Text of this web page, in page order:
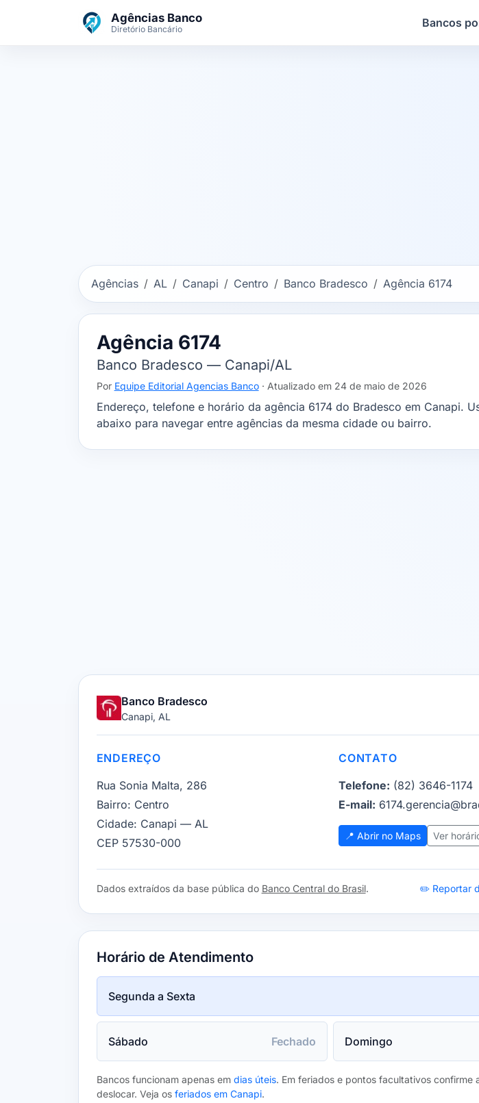
Agências Banco
Diretório Bancário Bancos
Agências AL Canapi Centro Banco Bradesco Agência 6174
Agência 6174
Banco Bradesco — Canapi/AL
Por Equipe Editorial Agencias Banco· Atualizado em 24 de maio de 2026
Endereço, telefone e horário da agência 6174 do Bradesco em Canapi.
abaixo para navegar entre agências da mesma cidade ou bairro.
Banco Bradesco
Canapi, AL
ENDEREÇO
Rua Sonia Malta, 286
Bairro: Centro
Cidade: Canapi — AL
CEP 57530-000
CONTATO
Telefone: (82) 3646-1174
E-mail:
📍 Abrir no Maps Ver
Dados extraídos da base pública do Banco Central do Brasil. ✏️ Reportar
Horário de Atendimento
Segunda a Sexta
Sábado Fechado Domingo
Bancos funcionam apenas em dias úteis. Em feriados e pontos facultativos confirme
deslocar. Veja os feriados em Canapi.